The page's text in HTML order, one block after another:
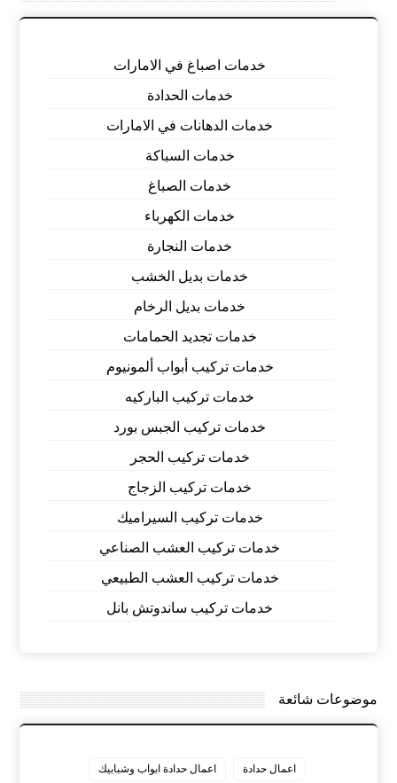
خدمات اصباغ في الامارات
خدمات الحدادة
خدمات الدهانات في الامارات
خدمات السباكة
خدمات الصباغ
خدمات الكهرباء
خدمات النجارة
خدمات بديل الخشب
خدمات بديل الرخام
خدمات تجديد الحمامات
خدمات تركيب أبواب ألمونيوم
خدمات تركيب الباركيه
خدمات تركيب الجبس بورد
خدمات تركيب الحجر
خدمات تركيب الزجاج
خدمات تركيب السيراميك
خدمات تركيب العشب الصناعي
خدمات تركيب العشب الطبيعي
خدمات تركيب ساندوتش بانل
موضوعات شائعة
اعمال حدادة اعمال حدادة ابواب وشبابيك